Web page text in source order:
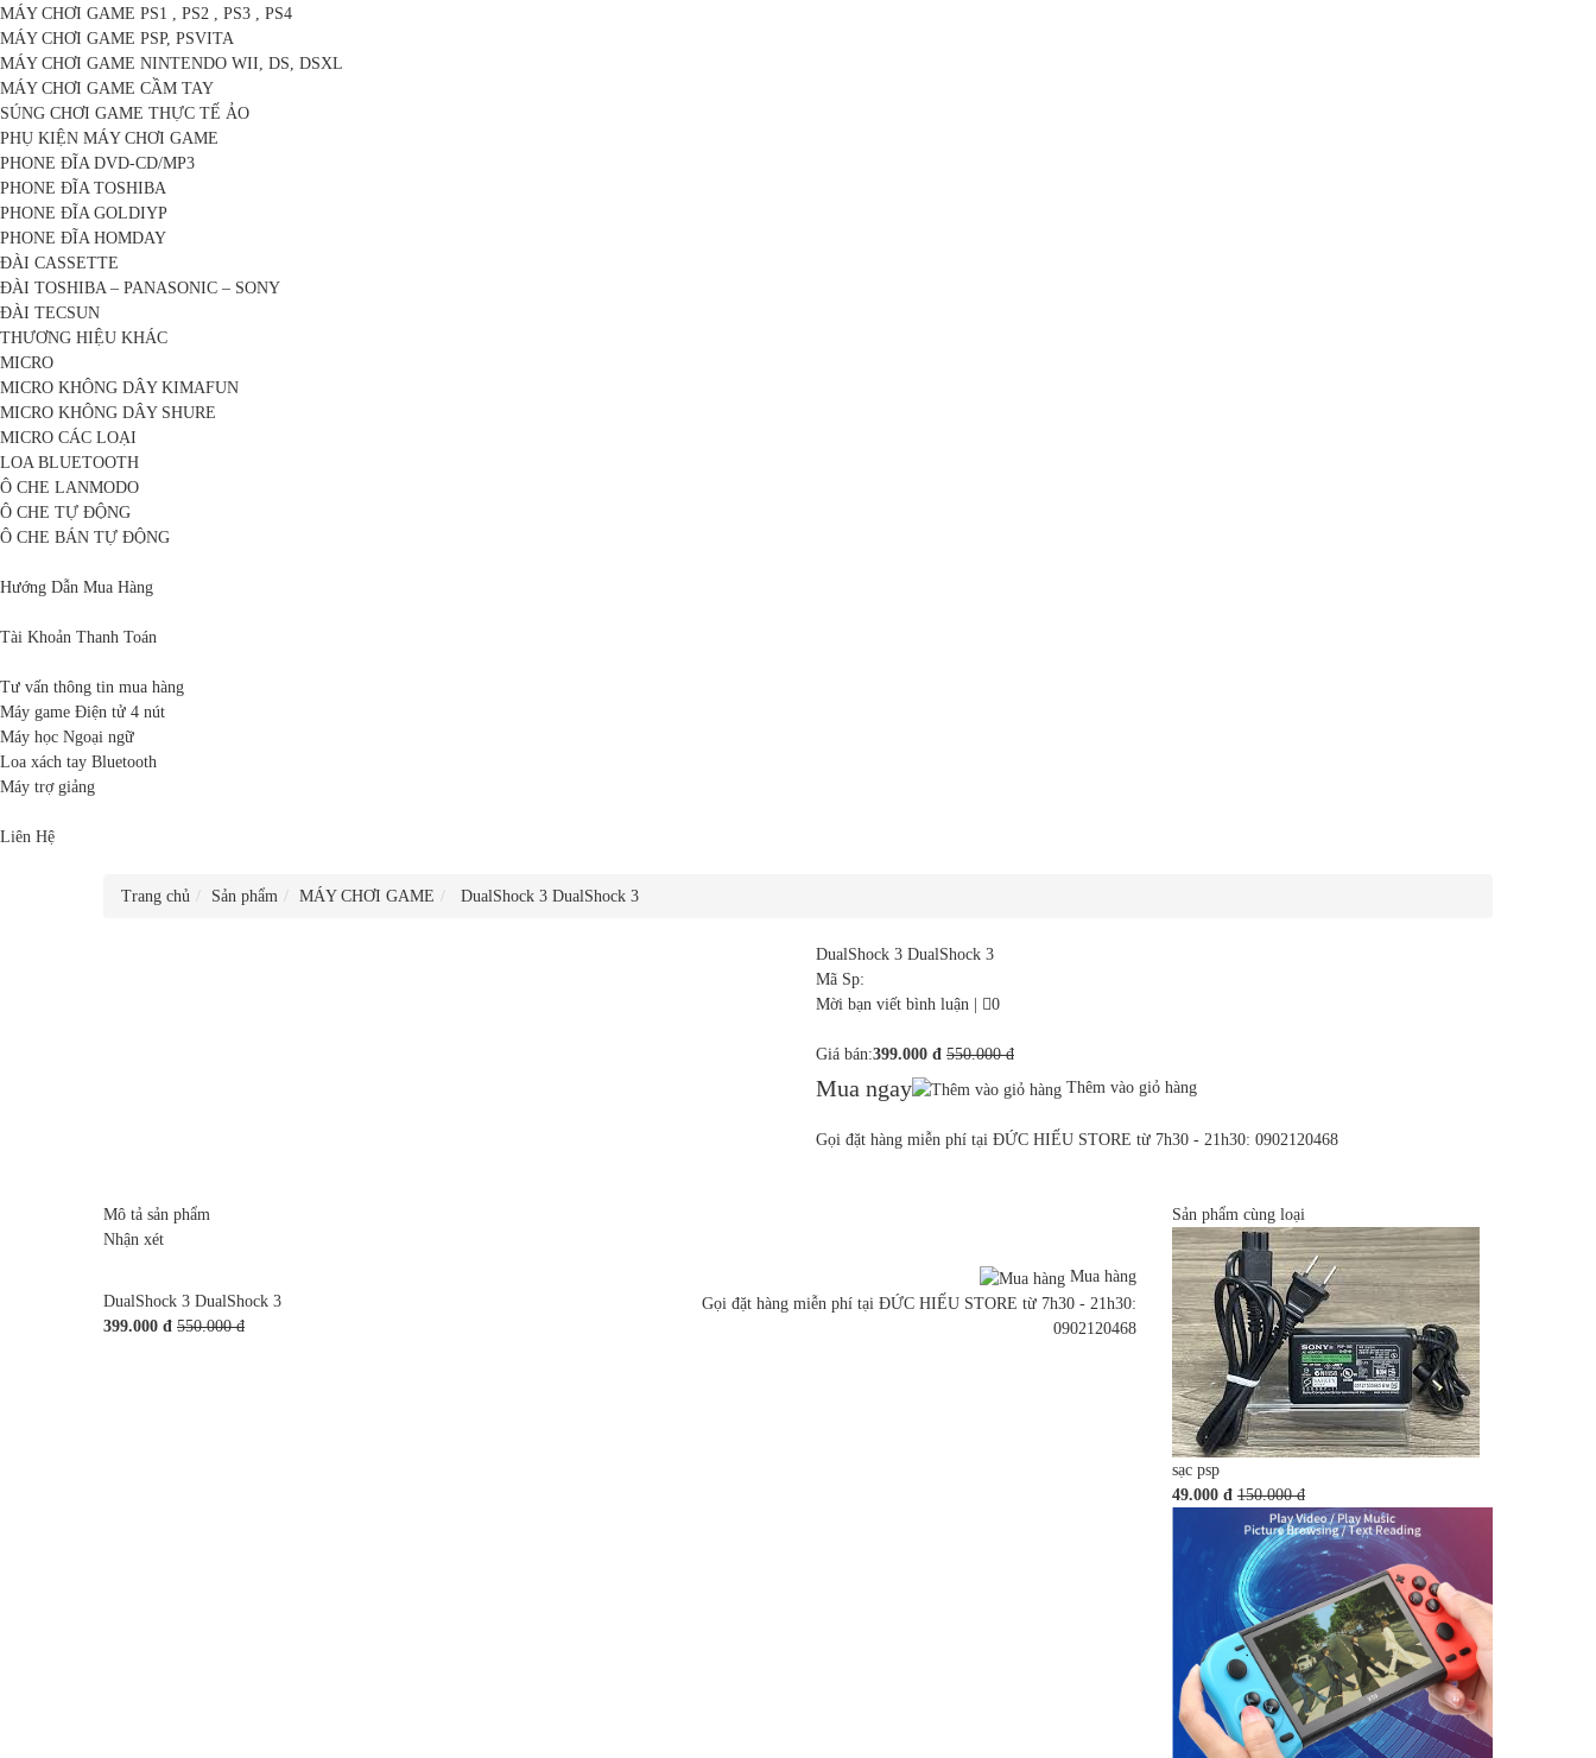
MÁY CHƠI GAME PS1 , PS2 , PS3 , PS4
MÁY CHƠI GAME PSP, PSVITA
MÁY CHƠI GAME NINTENDO WII, DS, DSXL
MÁY CHƠI GAME CẦM TAY
SÚNG CHƠI GAME THỰC TẾ ẢO
PHỤ KIỆN MÁY CHƠI GAME
PHONE ĐĨA DVD-CD/MP3
PHONE ĐĨA TOSHIBA
PHONE ĐĨA GOLDIYP
PHONE ĐĨA HOMDAY
ĐÀI CASSETTE
ĐÀI TOSHIBA – PANASONIC – SONY
ĐÀI TECSUN
THƯƠNG HIỆU KHÁC
MICRO
MICRO KHÔNG DÂY KIMAFUN
MICRO KHÔNG DÂY SHURE
MICRO CÁC LOẠI
LOA BLUETOOTH
Ô CHE LANMODO
Ô CHE TỰ ĐỘNG
Ô CHE BÁN TỰ ĐỘNG
Hướng Dẫn Mua Hàng
Tài Khoản Thanh Toán
Tư vấn thông tin mua hàng
Máy game Điện tử 4 nút
Máy học Ngoại ngữ
Loa xách tay Bluetooth
Máy trợ giảng
Liên Hệ
Trang chủ Sản phẩm MÁY CHƠI GAME DualShock 3 DualShock 3
DualShock 3 DualShock 3
Mã Sp:
Mời bạn viết bình luận
0
Giá bán:399.000 đ 550.000 đ
Mua ngay Thêm vào giỏ hàng
Gọi đặt hàng miễn phí tại ĐỨC HIẾU STORE từ 7h30 - 21h30: 0902120468
Mô tả sản phẩm
Nhận xét
DualShock 3 DualShock 3
399.000 đ 550.000 đ
Mua hàng
Gọi đặt hàng miễn phí tại ĐỨC HIẾU STORE từ 7h30 - 21h30:
0902120468
Sản phẩm cùng loại
sạc psp
49.000 đ 150.000 đ